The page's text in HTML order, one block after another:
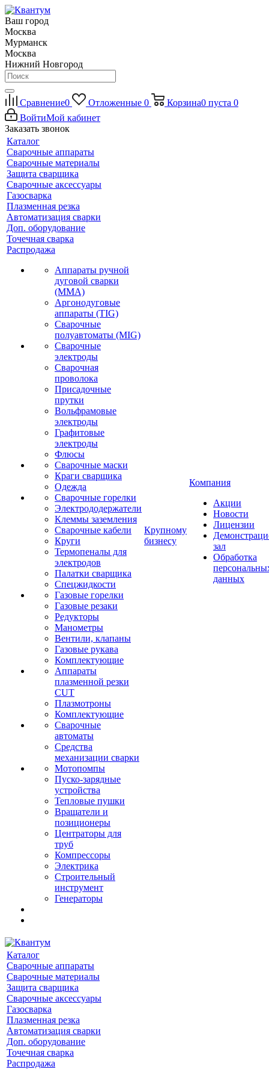
Ваш город
Москва
Мурманск
Москва
Нижний Новгород
Сравнение0 Отложенные 0 Корзина0 пуста 0
ВойтиМой кабинет
Заказать звонок
Каталог
Сварочные аппараты
Сварочные материалы
Защита сварщика
Сварочные аксессуары
Газосварка
Плазменная резка
Автоматизация сварки
Доп. оборудование
Точечная сварка
Распродажа
Аппараты ручной
дуговой сварки
(MMA)
Аргонодуговые
аппараты (TIG)
Сварочные
полуавтоматы (MIG)
Сварочные
электроды
Сварочная
проволока
Присадочные
прутки
Вольфрамовые
электроды
Графитовые
электроды
Флюсы
Сварочные маски
Краги сварщика
Одежда
Сварочные горелки
Электрододержатели
Клеммы заземления
Сварочные кабели
Круги
Термопеналы для
электродов
Палатки сварщика
Спецжидкости
Газовые горелки
Газовые резаки
Редукторы
Манометры
Вентили, клапаны
Газовые рукава
Комплектующие
Аппараты
плазменной резки
CUT
Плазмотроны
Комплектующие
Сварочные
автоматы
Средства
механизации сварки
Мотопомпы
Пуско-зарядные
устройства
Тепловые пушки
Вращатели и
позиционеры
Центраторы для
труб
Компрессоры
Электрика
Строительный
инструмент
Генераторы
Крупному
бизнесу
Компания
Акции
Новости
Лицензии
зал
Обработка
данных
Каталог
Сварочные аппараты
Сварочные материалы
Защита сварщика
Сварочные аксессуары
Газосварка
Плазменная резка
Автоматизация сварки
Доп. оборудование
Точечная сварка
Распродажа